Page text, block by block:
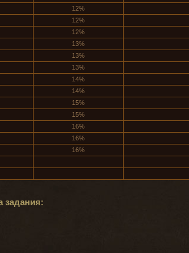
12%
12%
12%
13%
13%
13%
14%
14%
15%
15%
16%
16%
16%
задания: